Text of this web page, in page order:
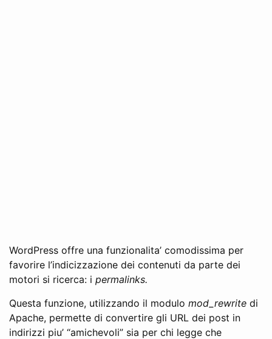
WordPress offre una funzionalita’ comodissima per
favorire l’indicizzazione dei contenuti da parte dei
motori si ricerca: i permalinks.
Questa funzione, utilizzando il modulo mod_rewrite di
Apache, permette di convertire gli URL dei post in
indirizzi piu’ “amichevoli” sia per chi legge che